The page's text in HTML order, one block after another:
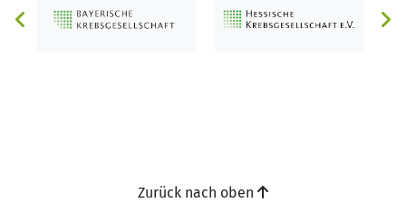
Zurück nach oben